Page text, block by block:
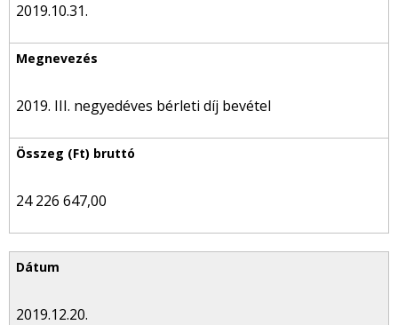
2019.10.31.
2019. III. negyedéves bérleti díj bevétel
24 226 647,00
2019.12.20.